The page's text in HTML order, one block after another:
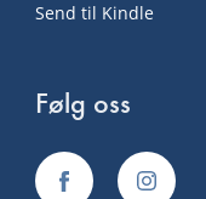
Send til Kindle
Følg oss